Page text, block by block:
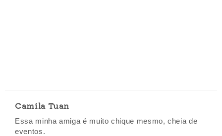
Camila Tuan
Essa minha amiga é muito chique mesmo, cheia de
eventos.